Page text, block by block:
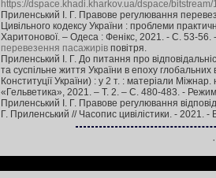
https://dspace.khadi.kharkov.ua/dspace/
Приленський І. Г. Правове регулювання
Цивільного кодексу України : проблеми
Харитонової. – Одеса : Фенікс, 2021. - С. 53-56.
перевезення пасажирів повітря.
Приленський І. Г. До питання про
та суспільне життя України в епоху
Конституції України) : у 2 т. : матеріали
«Гельветика», 2021. – Т. 2. – С. 480-483. -
Приленський І. Г. Правове регулювання
Г. Приленський // Часопис цивілістики. - 2021.